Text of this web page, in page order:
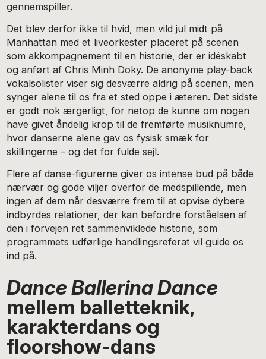
gennemspiller.
Det blev derfor ikke til hvid, men vild jul midt på
Manhattan med et liveorkester placeret på scenen
som akkompagnement til en historie, der er idéskabt
og anført af Chris Minh Doky. De anonyme play-back
vokalsolister viser sig desværre aldrig på scenen, men
synger alene til os fra et sted oppe i æteren. Det sidste
er godt nok ærgerligt, for netop de kunne om nogen
have givet åndelig krop til de fremførte musiknumre,
hvor danserne alene gav os fysisk smæk for
skillingerne – og det for fulde sejl.
Flere af danse-figurerne giver os intense bud på både
nærvær og gode viljer overfor de medspillende, men
ingen af dem når desværre frem til at opvise dybere
indbyrdes relationer, der kan befordre forståelsen af
den i forvejen ret sammenviklede historie, som
programmets udførlige handlingsreferat vil guide os
ind på.
Dance Ballerina Dance
mellem balletteknik,
karakterdans og
floorshow-dans